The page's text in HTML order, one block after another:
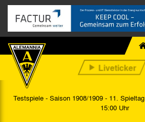
Testspiele - Saison 1908/1909 - 11. Spieltag
15:00 Uhr